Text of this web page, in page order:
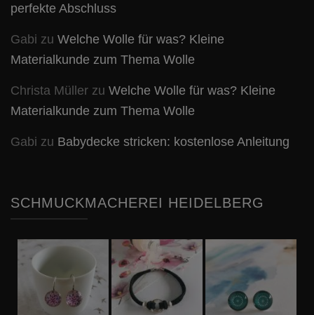
perfekte Abschluss
Gabi zu Welche Wolle für was? Kleine
Materialkunde zum Thema Wolle
Christa Müller zu Welche Wolle für was? Kleine
Materialkunde zum Thema Wolle
Gabi zu Babydecke stricken: kostenlose Anleitung
SCHMUCKMACHEREI HEIDELBERG